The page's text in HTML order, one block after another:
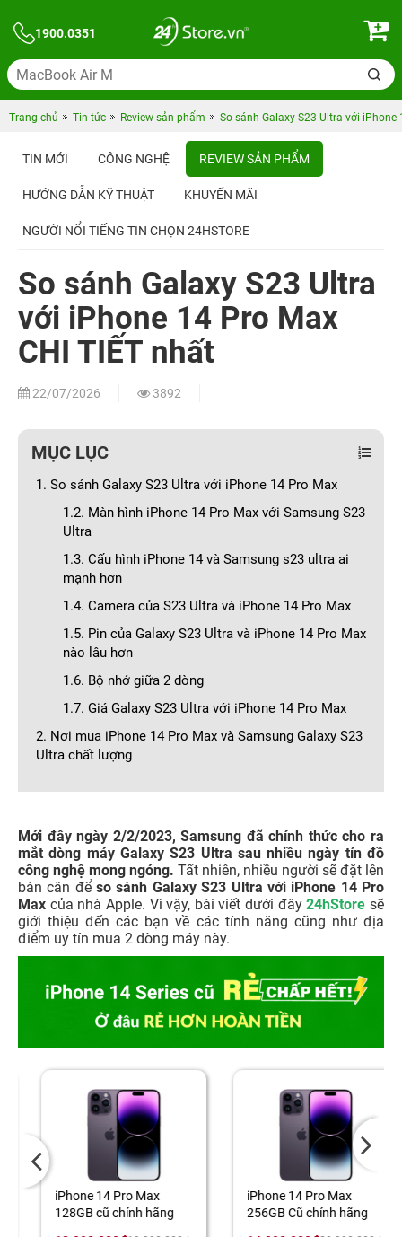
1900.0351
Trang chủ Tin tức Review sản phẩm So sánh Galaxy S23 Ultra với iPhone
TIN MỚI CÔNG NGHỆ REVIEW SẢN PHẨM
HƯỚNG DẪN KỸ THUẬT KHUYẾN MÃI
NGƯỜI NỔI TIẾNG TIN CHỌN 24HSTORE
So sánh Galaxy S23 Ultra
với iPhone 14 Pro Max
CHI TIẾT nhất
22/07/2026 3892
MỤC LỤC
1. So sánh Galaxy S23 Ultra với iPhone 14 Pro Max
1.2. Màn hình iPhone 14 Pro Max với Samsung S23
Ultra
1.3. Cấu hình iPhone 14 và Samsung s23 ultra ai
mạnh hơn
1.4. Camera của S23 Ultra và iPhone 14 Pro Max
1.5. Pin của Galaxy S23 Ultra và iPhone 14 Pro Max
nào lâu hơn
1.6. Bộ nhớ giữa 2 dòng
1.7. Giá Galaxy S23 Ultra với iPhone 14 Pro Max
2. Nơi mua iPhone 14 Pro Max và Samsung Galaxy S23
Ultra chất lượng
Mới đây ngày 2/2/2023, Samsung đã chính thức cho ra
mắt dòng máy Galaxy S23 Ultra sau nhiều ngày tín đồ
công nghệ mong ngóng. Tất nhiên, nhiều người sẽ đặt lên
bàn cân đểso sánh Galaxy S23 Ultra với iPhone 14 Pro
Max của nhà Apple. Vì vậy, bài viết dưới đây24hStore sẽ
giới thiệu đến các bạn về các tính năng cũng như địa
điểm uy tín mua 2 dòng máy này.
iPhone 14 Pro Max
128GB cũ chính hãng
iPhone 14 Pro Max
256GB Cũ chính hãng